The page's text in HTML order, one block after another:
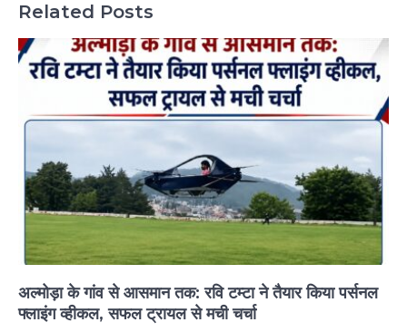
Related Posts
अल्मोड़ा के गांव से आसमान तक: रवि टम्टा ने तैयार किया पर्सनल
फ्लाइंग व्हीकल, सफल ट्रायल से मची चर्चा